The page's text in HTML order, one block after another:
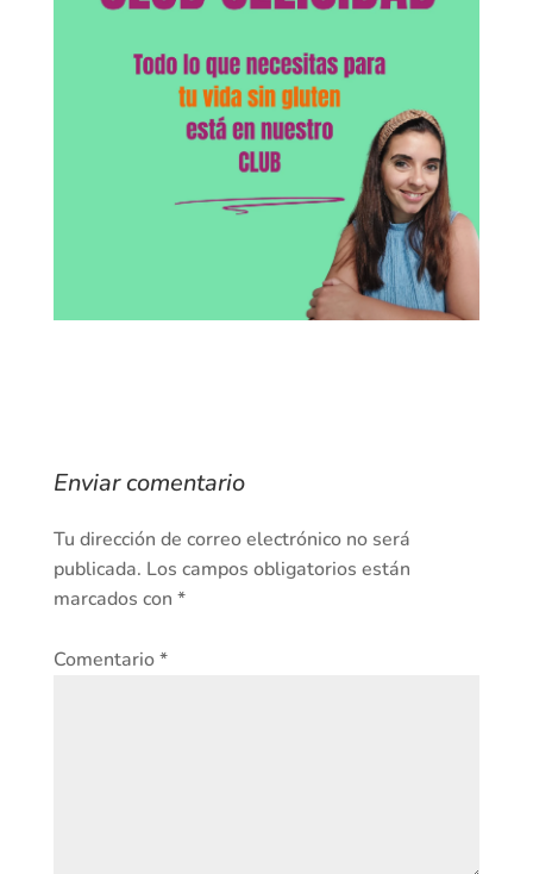
Enviar comentario
Tu dirección de correo electrónico no será
publicada. Los campos obligatorios están
marcados con *
Comentario*